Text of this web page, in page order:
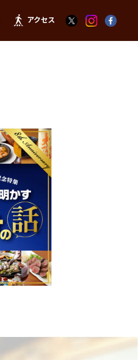
アクセス